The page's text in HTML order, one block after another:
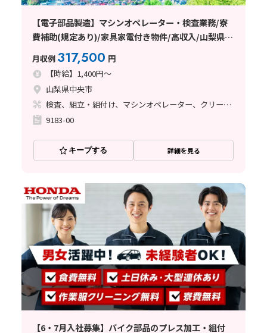
【電子部品製造】マシンオペレーター・検査業務/寮
費補助(規定あり)/家具家電付き物件/高収入/山梨県中
月収例 317,500 円
【時給】1,400円～
山梨県中央市
検査、組立・組付け、マシンオペレーター、クリーンルーム
9183-00
キープする 詳細を見る
【6・7月入社募集】バイク部品のプレス加工・組付